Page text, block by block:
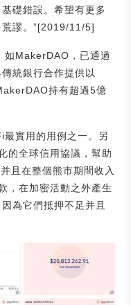
礎錯誤。希望有更多
謬。”[2019/11/5]
如MakerDAO，已通過
統銀行合作提供以
持有超過5億
實用的用例之一。另
的全球信用協議，幫助
且在整個熊市期間收入
，在加密活動之外產生
為它們抵押不足并且